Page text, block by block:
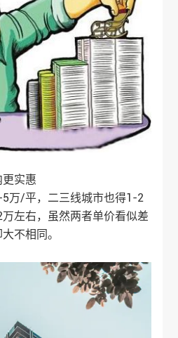
实惠
万/平，二三线城市也得1-2
左右，虽然两者单价看似差
不相同。